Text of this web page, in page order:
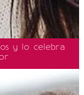
y lo celebra